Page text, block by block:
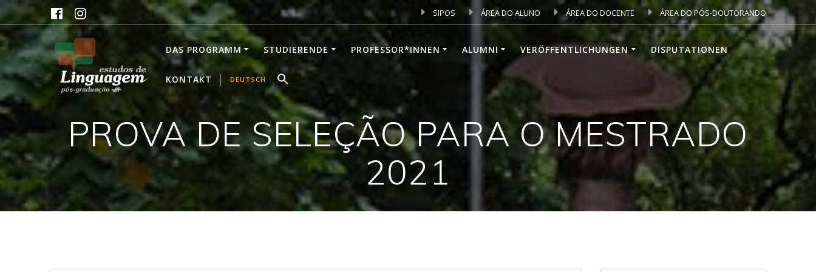
Skip
to
content
SIPOS ÁREA DO ALUNO ÁREA DO DOCENTE ÁREA DO PÓS-DOUTORANDO
DAS PROGRAMM STUDIERENDE PROFESSOR*INNEN ALUMNI VERÖFFENTLICHUNGEN DISPUTATIONEN
KONTAKT DEUTSCH
PROVA DE SELEÇÃO PARA O MESTRADO
2021